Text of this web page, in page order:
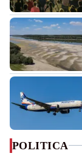
POLITICA